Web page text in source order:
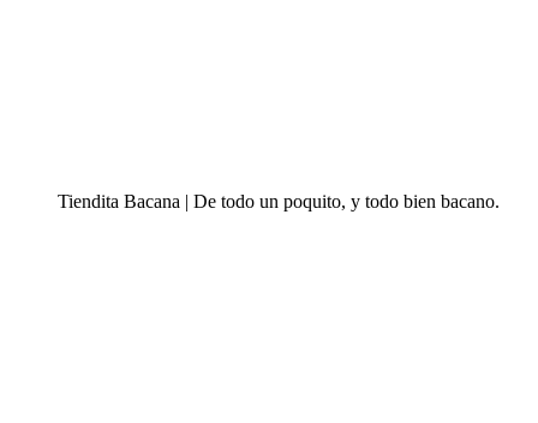
Tiendita Bacana | De todo un poquito, y todo bien bacano.